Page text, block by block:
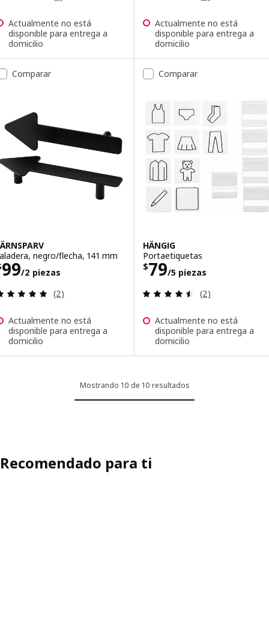
Actualmente no está
disponible para entrega a
domicilio
Actualmente no está
disponible para entrega a
domicilio
Comparar
negro/flecha, 141 mm
99/2 piezas$ 99/2 piezas
Revisa: 5 de 5 estrellas. Total opiniones:
(2)
Actualmente no está
disponible para entrega a
domicilio
Comparar
HÄNGIG
Portaetiquetas
$79/5 piezas
Precio $ 79/5
Revisa: 4.5 de
(2)
Actualmente no está
disponible para entrega a
domicilio
Mostrando 10 de 10 resultados
Recomendado para ti